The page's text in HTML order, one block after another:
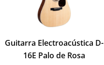
Guitarra Electroacústica D-
16E Palo de Rosa